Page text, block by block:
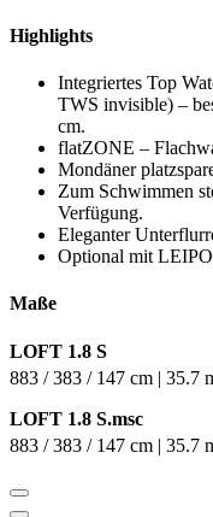
Highlights
Integriertes Top
TWS invisible) –
cm.
flatZONE –
Mondäner
Zum Schwimmen
Verfügung.
Eleganter
Optional mit
Maße
LOFT 1.8 S
883 / 383 / 147 cm | 35.7
LOFT 1.8 S.msc
883 / 383 / 147 cm | 35.7